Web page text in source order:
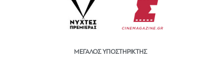
ΜΕΓΑΛΟΣ ΥΠΟΣΤΗΡΙΚΤΗΣ